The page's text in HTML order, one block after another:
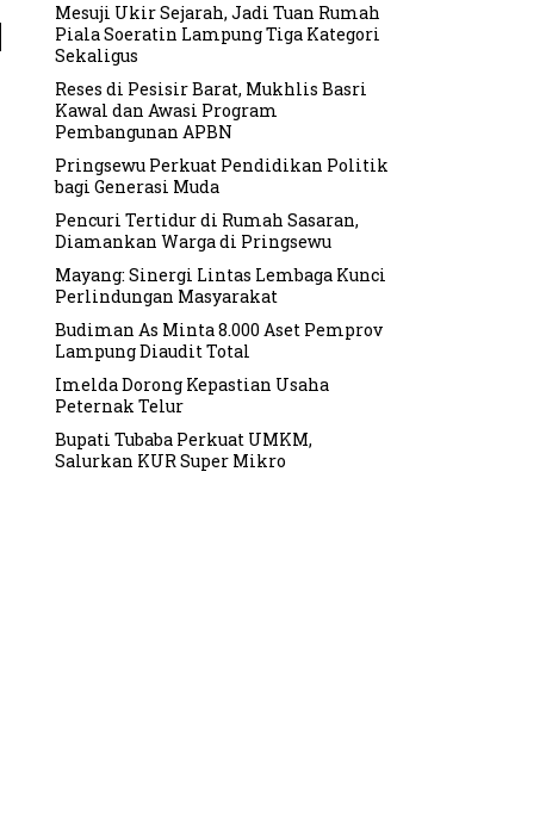
Mesuji Ukir Sejarah, Jadi Tuan Rumah
Piala Soeratin Lampung Tiga Kategori
Sekaligus
Reses di Pesisir Barat, Mukhlis Basri
Kawal dan Awasi Program
Pembangunan APBN
Pringsewu Perkuat Pendidikan Politik
bagi Generasi Muda
Pencuri Tertidur di Rumah Sasaran,
Diamankan Warga di Pringsewu
Mayang: Sinergi Lintas Lembaga Kunci
Perlindungan Masyarakat
Budiman As Minta 8.000 Aset Pemprov
Lampung Diaudit Total
Imelda Dorong Kepastian Usaha
Peternak Telur
Bupati Tubaba Perkuat UMKM,
Salurkan KUR Super Mikro